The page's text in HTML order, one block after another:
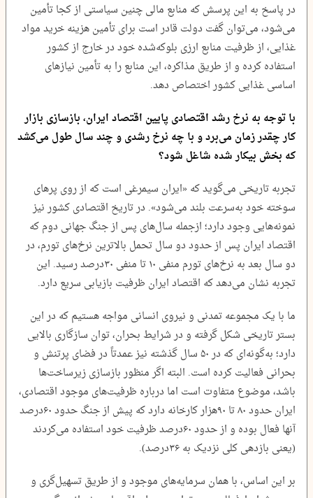
در پاسخ به این پرسش که منابع مالی چنین سیاستی از کجا تأمین
می‌شود، می‌توان گفت دولت قادر است برای تأمین هزینه خرید مواد
غذایی، از ظرفیت منابع ارزی بلوکه‌شده خود در خارج از کشور
استفاده کرده و از طریق مذاکره، این منابع را به تأمین نیازهای
اساسی غذایی کشور اختصاص دهد.
با توجه به نرخ رشد اقتصادی پایین اقتصاد ایران، بازسازی بازار
کار چقدر زمان می‌برد و با چه نرخ رشدی و چند سال طول می‌کشد
که بخش بیکار شده شاغل شود؟
تجربه تاریخی می‌گوید که «ایران سیمرغی است که از روی پرهای
سوخته خود به‌سرعت بلند می‌شود». در تاریخ اقتصادی کشور نیز
نمونه‌هایی وجود دارد؛ ازجمله سال‌های پس از جنگ جهانی دوم که
اقتصاد ایران پس از حدود دو سال تحمل بالاترین نرخ‌های تورم، در
دو سال بعد به نرخ‌های تورم منفی ۱۰ تا منفی ۳۰درصد رسید. این
تجربه نشان می‌دهد که اقتصاد ایران ظرفیت بازیابی سریع دارد.
ما با یک مجموعه تمدنی و نیروی انسانی مواجه هستیم که در این
بستر تاریخی شکل گرفته و در شرایط بحران، توان سازگاری بالایی
دارد؛ به‌گونه‌ای که در ۵۰ سال گذشته نیز عمدتاً در فضای پرتنش و
بحرانی فعالیت کرده است. البته اگر منظور بازسازی زیرساخت‌ها
باشد، موضوع متفاوت است اما درباره ظرفیت‌های موجود اقتصادی،
ایران حدود ۸۰ تا ۹۰هزار کارخانه دارد که پیش از جنگ حدود ۶۰درصد
آنها فعال بوده و از حدود ۶۰درصد ظرفیت خود استفاده می‌کردند
(یعنی بازدهی کلی نزدیک به ۳۶درصد).
بر این اساس، با همان سرمایه‌های موجود و از طریق تسهیل‌گری و